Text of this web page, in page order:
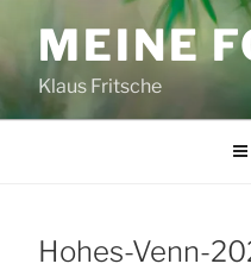
Inhalt
springenMEINE
Klaus Fritsche
Hohes-Venn-